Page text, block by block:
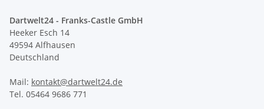
Dartwelt24 - Franks-Castle GmbH
Heeker Esch 14
49594 Alfhausen
Deutschland
Mail: kontakt@dartwelt24.de
Tel. 05464 9686 771